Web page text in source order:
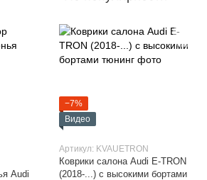
Audi
−7%
Видео
Артикул: KVAUETRON
Коврики салона Audi E-TRON
(2018-...) с высокими бортами